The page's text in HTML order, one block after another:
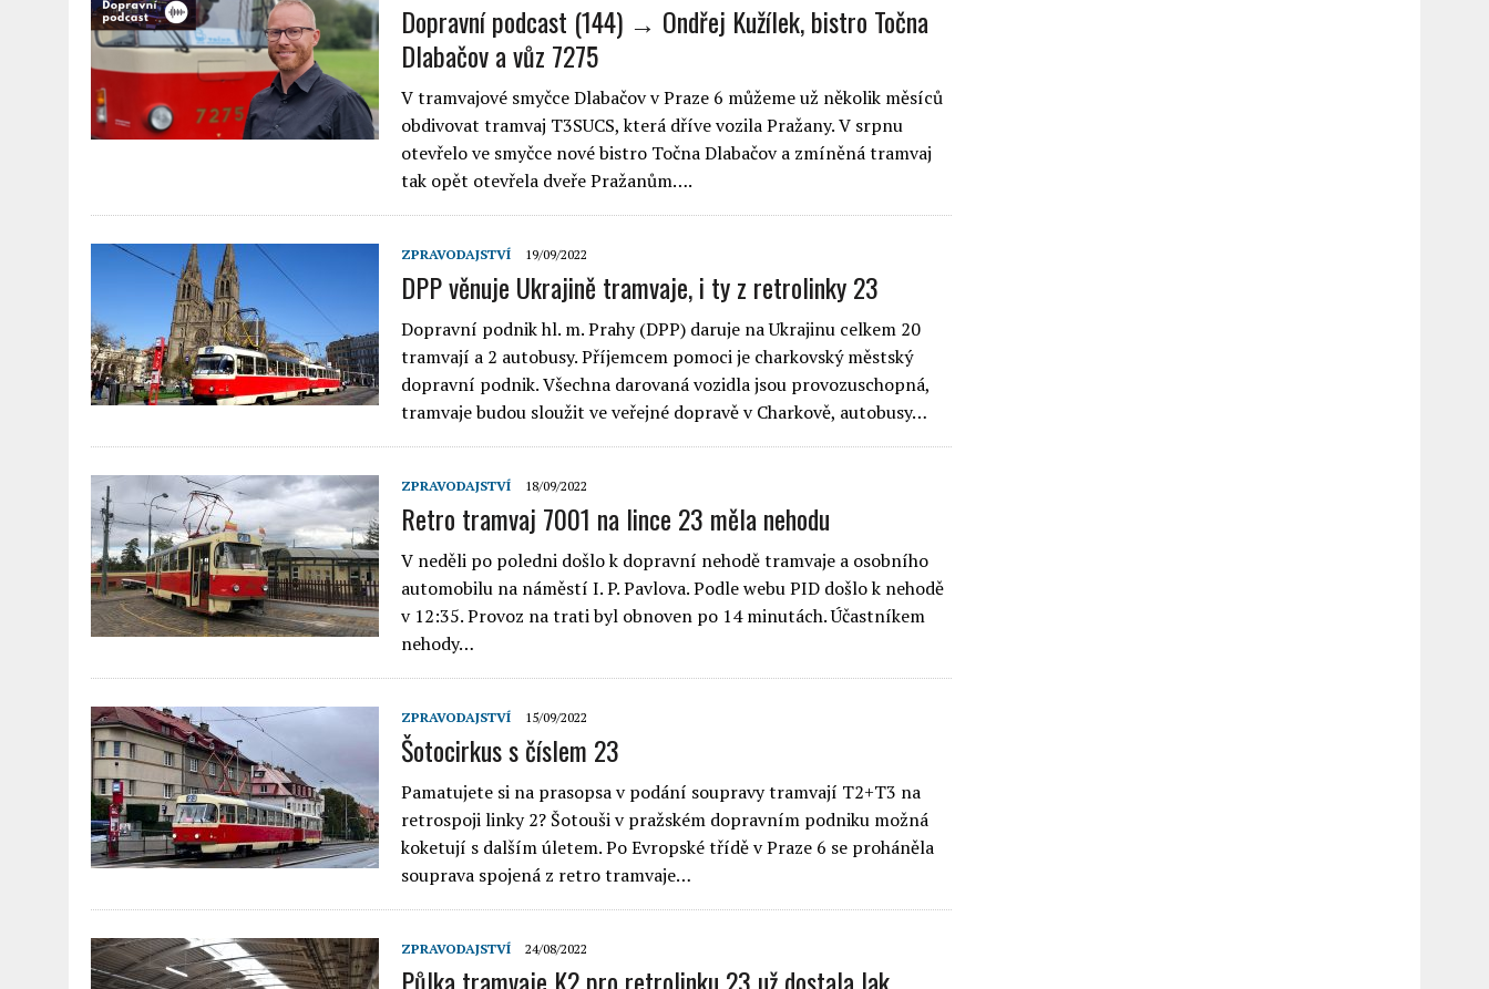
Dopravní podcast (144) → Ondřej Kužílek, bistro Točna
Dlabačov a vůz 7275
V tramvajové smyčce Dlabačov v Praze 6 můžeme už několik měsíců
obdivovat tramvaj T3SUCS, která dříve vozila Pražany. V srpnu
otevřelo ve smyčce nové bistro Točna Dlabačov a zmíněná tramvaj
tak opět otevřela dveře Pražanům….
ZPRAVODAJSTVÍ 19/09/2022
DPP věnuje Ukrajině tramvaje, i ty z retrolinky 23
Dopravní podnik hl. m. Prahy (DPP) daruje na Ukrajinu celkem 20
tramvají a 2 autobusy. Příjemcem pomoci je charkovský městský
dopravní podnik. Všechna darovaná vozidla jsou provozuschopná,
tramvaje budou sloužit ve veřejné dopravě v Charkově, autobusy…
ZPRAVODAJSTVÍ 18/09/2022
Retro tramvaj 7001 na lince 23 měla nehodu
V neděli po poledni došlo k dopravní nehodě tramvaje a osobního
automobilu na náměstí I. P. Pavlova. Podle webu PID došlo k nehodě
v 12:35. Provoz na trati byl obnoven po 14 minutách. Účastníkem
nehody…
ZPRAVODAJSTVÍ 15/09/2022
Šotocirkus s číslem 23
Pamatujete si na prasopsa v podání soupravy tramvají T2+T3 na
retrospoji linky 2? Šotouši v pražském dopravním podniku možná
koketují s dalším úletem. Po Evropské třídě v Praze 6 se proháněla
souprava spojená z retro tramvaje…
ZPRAVODAJSTVÍ 24/08/2022